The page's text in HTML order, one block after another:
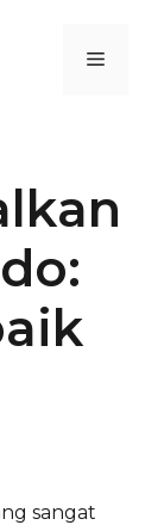
Menu
sangat